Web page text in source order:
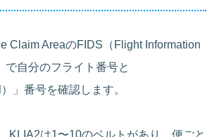
Claim AreaのFIDS（Flight Information
で自分のフライト番号と
」番号を確認します。
KLIA2は1〜10のベルトがあり、便ごと